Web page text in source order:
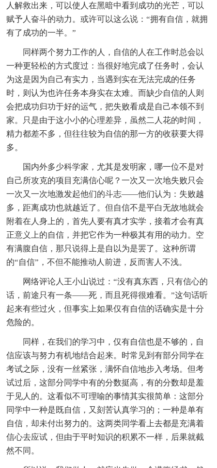
人解救出来，可以使人在黑暗中看到成功的光芒，可以
赋予人奋斗的动力。或许可以这么说：“拥有自信，就拥
有了成功的一半。”
同样两个努力工作的人，自信的人在工作时总会以
一种更轻松的方式度过：当很好地完成了任务时，会认
为这是因为自己有实力，当遇到实在无法完成的任务
时，则认为也许任务本身实在太难。而缺少自信的人则
会把成功归功于好的运气，把失败看成是自己本领不到
家。只是由于这小小的心理差异，虽然二人花的时间，
精力都差不多，但往往较为自信的那一方的收获要大得
多。
国内外多少科学家，尤其是发明家，哪一位不是对
自己所攻克的项目充满信心呢？一次又一次地失败只会
一次又一次地激发起他们的斗志――他们认为：失败越
多，距离成功也就越近了。但自信不是平白无故地就会
附着在人身上的，首先人要有真才实学，接着才会有真
正意义上的自信，并把它作为一种极其有用的动力。空
有满腹自信，那只说得上是自以为是罢了。这种所谓
的“自信”，不但不能推动人前进，反而害人不浅。
网络评论人王小山说过：“没有真东西，只有信心的
话，前途只有一条――死，而且死得很难看。”这句话听
起来有些过火，但事实上如果仅有自信的话确实是十分
危险的。
同样，在我们的学习中，仅有自信也是不够的，自
信应该与努力有机地结合起来。时常见到有部分同学在
考试之际，没有一丝紧张，满怀自信地步入考场。但考
试过后，这部分同学中有的分数挺高，有的分数却是羞
于见人的。这看似不可理喻的事情其实很简单：这部分
同学中一种是既自信，又刻苦认真学习的；一种是单有
自信，却未付出努力的。这两类同学看上去都是充满着
信心去应试，但由于平时知识的积累不一样，后果就截
然不同。